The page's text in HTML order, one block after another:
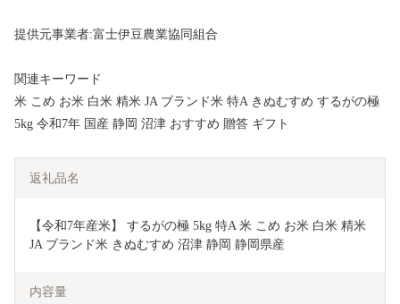
提供元事業者:富士伊豆農業協同組合
関連キーワード
米 こめ お米 白米 精米 JA ブランド米 特A きぬむすめ するがの極
5kg 令和7年 国産 静岡 沼津 おすすめ 贈答 ギフト
返礼品名
【令和7年産米】 するがの極 5kg 特A 米 こめ お米 白米 精米
JA ブランド米 きぬむすめ 沼津 静岡 静岡県産
内容量